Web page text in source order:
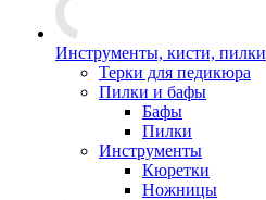
Инструменты, кисти, пилки
Терки для педикюра
Пилки и бафы
Бафы
Пилки
Инструменты
Кюретки
Ножницы